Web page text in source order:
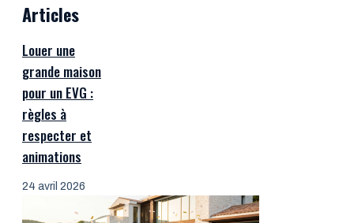
Articles
Louer une
grande maison
pour un EVG :
règles à
respecter et
animations
24 avril 2026